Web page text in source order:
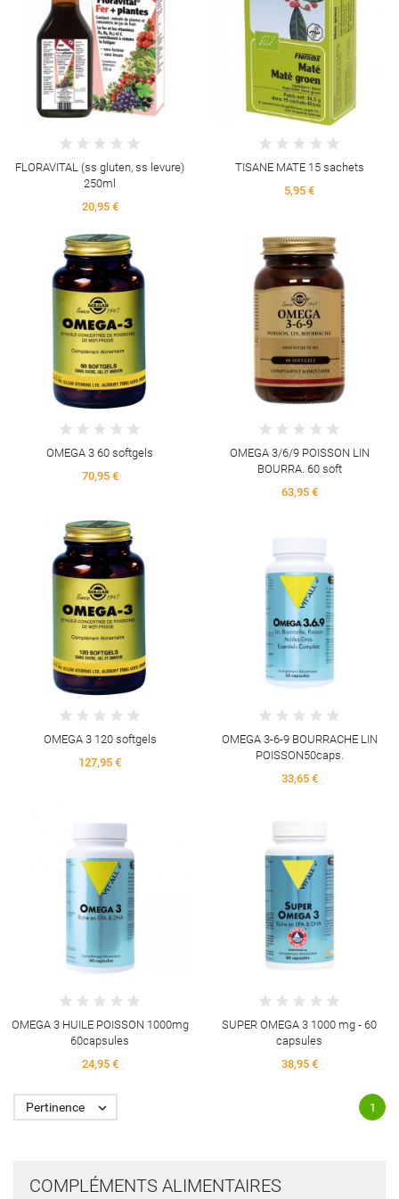
COMPLÉMENTS ALIMENTAIRES
FLORAVITAL (ss gluten, ss levure)
250ml
20,95 €
TISANE MATE 15 sachets
5,95 €
OMEGA 3 60 softgels
70,95 €
OMEGA 3/6/9 POISSON LIN
BOURRA. 60 soft
63,95 €
OMEGA 3 120 softgels
127,95 €
OMEGA 3-6-9 BOURRACHE LIN
POISSON50caps.
33,65 €
OMEGA 3 HUILE POISSON 1000mg
60capsules
24,95 €
SUPER OMEGA 3 1000 mg - 60
capsules
38,95 €
Pertinence  1